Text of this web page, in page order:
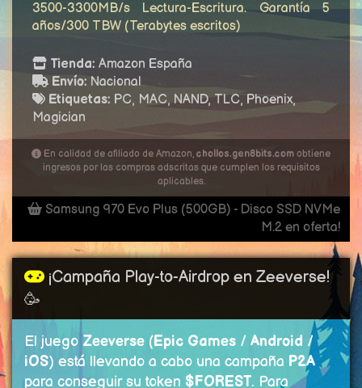
3500-3300MB/s Lectura-Escritura. Garantía 5
años/300 TBW (Terabytes escritos)
Tienda: Amazon España
Envío: Nacional
Etiquetas: PC, MAC, NAND, TLC, Phoenix,
Magician
En calidad de afiliado de Amazon, chollos.gen8bits.com obtiene
ingresos por las compras adscritas que cumplen los requisitos
aplicables.
Samsung 970 Evo Plus (500GB) - Disco SSD NVMe
M.2 en oferta!
¡Campaña Play-to-Airdrop en Zeeverse!
🥳
El juego Zeeverse (Epic Games / Android /
iOS) está llevando a cabo una campaña P2A
para conseguir su token $FOREST. Para